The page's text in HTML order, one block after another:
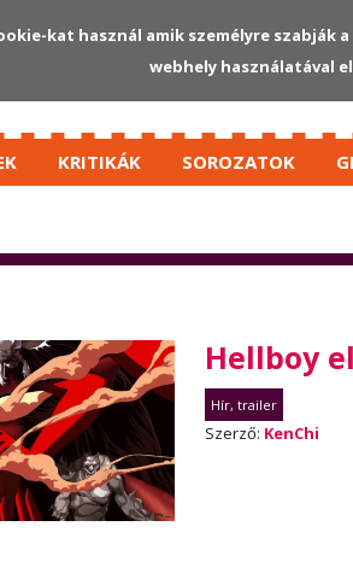
KRITIKÁK SOROZATOK
Hellboy
Hír, trailer
Szerző: KenChi
kat használ amik személyre
webhely használatával